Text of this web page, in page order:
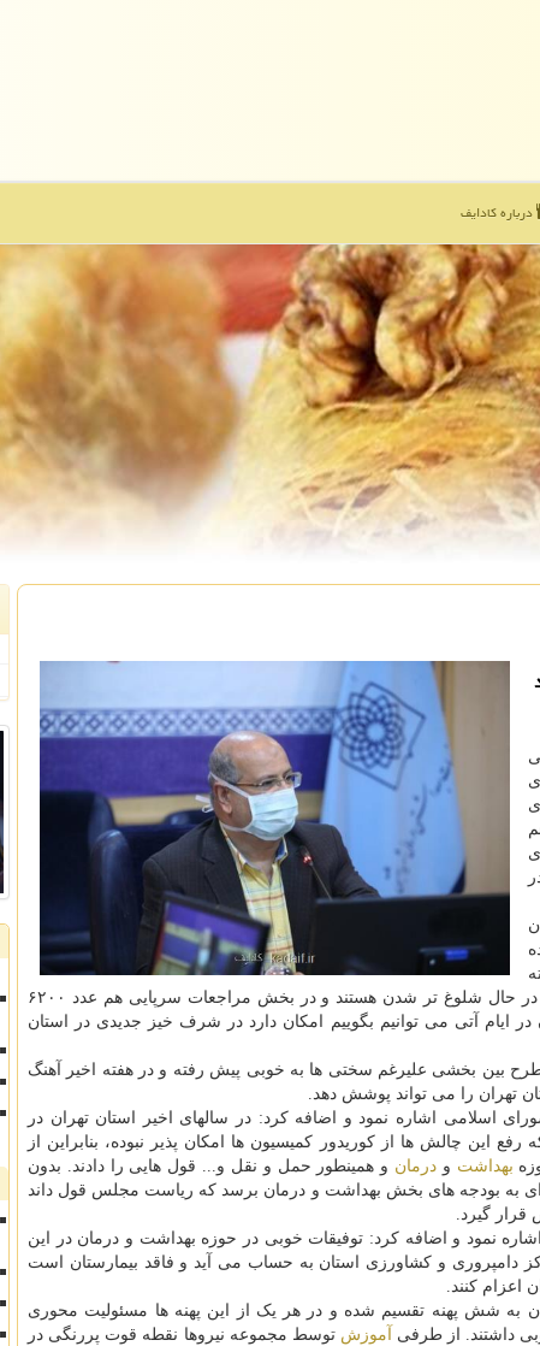
درباره كادایف
در
ایم. از طرفی اورژانس های تنفسی بیمارستان های تخصصی به تدریج در حال شلوغ تر شدن هستند و در بخش مراجعات سرپایی هم عدد ۶۲۰۰
در ایام آتی می توانیم بگوییم امکان دارد در شرف خیز جدیدی در استان
بین بخشی علیرغم سختی ها به خوبی پیش رفته و در هفته اخیر آهنگ
تهران را می تواند پوشش دهد.
اشاره نمود و اضافه کرد: در سالهای اخیر استان تهران در
این چالش ها از کوریدور کمیسیون ها امکان پذیر نبوده، بنابراین از
بهداشت ودرمان و همینطور حمل و نقل و... قول هایی را دادند. بدون
بودجه های بخش بهداشت و درمان برسد که ریاست مجلس قول داند
گیرد.
نمود و اضافه کرد: توفیقات خوبی در حوزه بهداشت و درمان در این
دامپروری و کشاورزی استان به حساب می آید و فاقد بیمارستان است
اعزام کنند.
به شش پهنه تقسیم شده و در هر یک از این پهنه ها مسئولیت محوری
داشتند. از طرفی
آموزش توسط مجموعه نیروها نقطه قوت پررنگی در